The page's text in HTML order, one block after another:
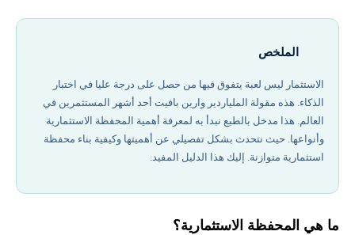
أفضل شركات تداول مرخصة في 2026
كيفية بناء محفظة استثمارية متوازنة
نصائح عامة لبناء محفظة Portfolio
الملخص
الاستثمار ليس لعبة يتفوق فيها من حصل على درجة عليا في اختبار
الذكاء. هذه مقولة الملياردير وارين بافيت أحد أشهر المستثمرين في
العالم. هذا مدخل بالطبع نبدأ به لمعرفة أهمية المحفظة الاستثمارية
وأنواعها. حيث نتحدث بشكل تفصيلي عن أهميتها وكيفية بناء محفظة
استثمارية متوازنة. إليك هذا الدليل المفيد.
ما هي المحفظة الاستثمارية؟